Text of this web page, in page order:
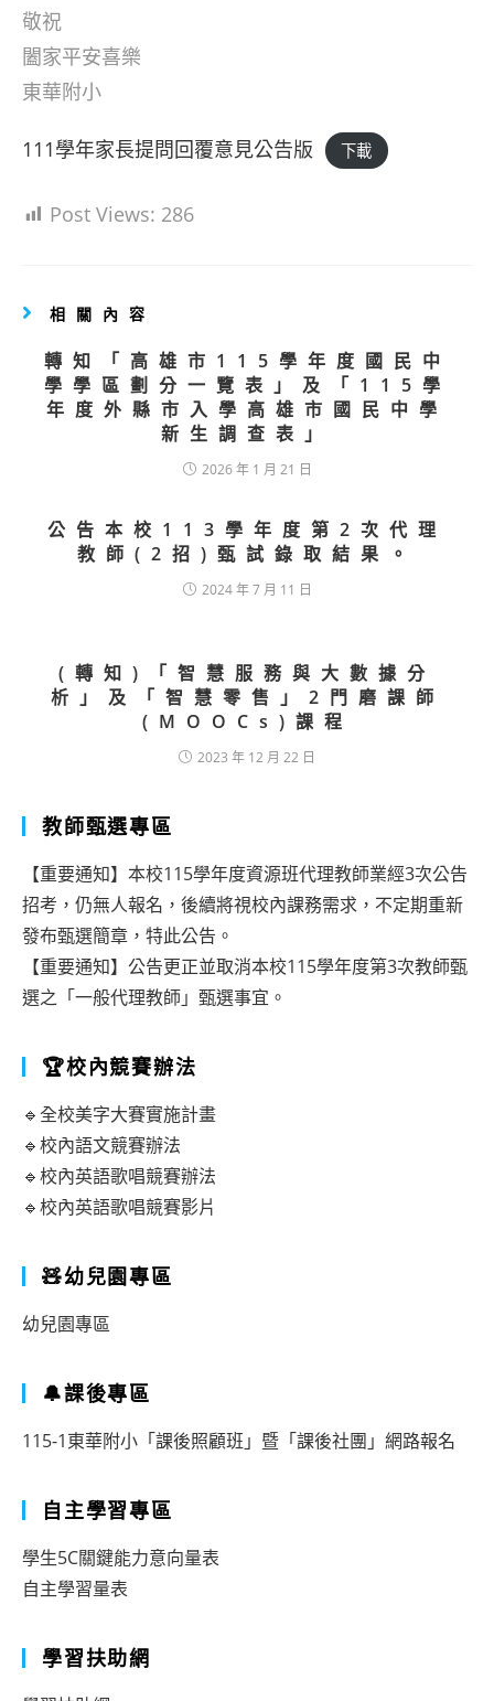
敬祝
闔家平安喜樂
東華附小
111學年家長提問回覆意見公告版 下載
Post Views: 286
相關內容
轉知「高雄市115學年度國民中
學學區劃分一覽表」及「115學
年度外縣市入學高雄市國民中學
新生調查表」
2026 年 1 月 21 日
公告本校113學年度第2次代理
教師(2招)甄試錄取結果。
2024 年 7 月 11 日
(轉知)「智慧服務與大數據分
析」及「智慧零售」2門磨課師
(MOOCs)課程
2023 年 12 月 22 日
教師甄選專區
【重要通知】本校115學年度資源班代理教師業經3次公告
招考，仍無人報名，後續將視校內課務需求，不定期重新
發布甄選簡章，特此公告。
【重要通知】公告更正並取消本校115學年度第3次教師甄
選之「一般代理教師」甄選事宜。
🏆校內競賽辦法
🔹全校美字大賽實施計畫
🔹校內語文競賽辦法
🔹校內英語歌唱競賽辦法
🔹校內英語歌唱競賽影片
🧸幼兒園專區
幼兒園專區
🔔課後專區
115-1東華附小「課後照顧班」暨「課後社團」網路報名
自主學習專區
學生5C關鍵能力意向量表
自主學習量表
學習扶助網